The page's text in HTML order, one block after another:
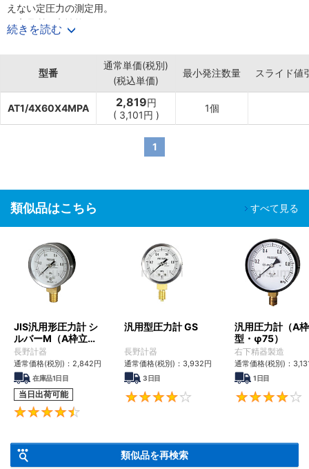
えない定圧力の測定用。
・高品質、高性能。
・ケース及びカバーは電着塗装で耐久性に優れている。
・流体がエア・油・水のどれにでも使用可能。
続きを読む
型番
通常単価(税別)
(税込単価)
最小発注数量 スライド値
AT1/4X60X4MPA 2,819円
( 3,101円 )
1個
1
類似品はこちら すべて見る
JIS汎用形圧力計 シ
ルバーM（A枠立
形・Φ60・テーパー
ねじ）GS50-171
長野計器
通常価格(税別)： 2,842円
在庫品1日目
当日出荷可能
汎用型圧力計 GS
長野計器
通常価格(税別)： 3,932円
3日目
4.3
汎用圧力計（A
型・φ75）
右下精器製造
通常価格(税別)：
1日目
類似品を再検索